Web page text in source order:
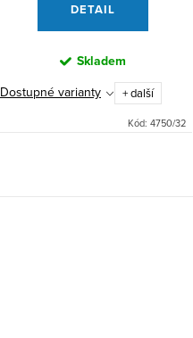
DETAIL
Skladem
Dostupné varianty + další
Kód: 4750/32